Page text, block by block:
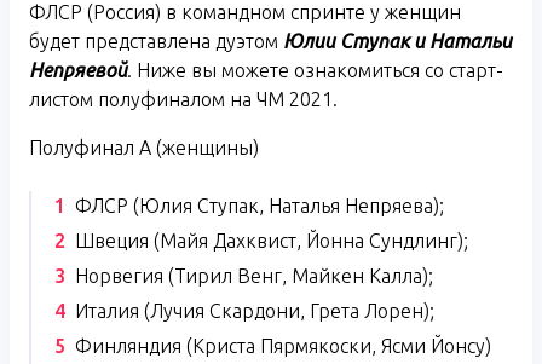
ФЛСР (Россия) в командном спринте у женщин
будет представлена дуэтом Юлии Ступак и Натальи
Непряевой. Ниже вы можете ознакомиться со старт-
листом полуфиналом на ЧМ 2021.
Полуфинал А (женщины)
ФЛСР (Юлия Ступак, Наталья Непряева);
Швеция (Майя Дахквист, Йонна Сундлинг);
Норвегия (Тирил Венг, Майкен Калла);
Италия (Лучия Скардони, Грета Лорен);
Финляндия (Криста Пярмякоски, Ясми Йонсу)